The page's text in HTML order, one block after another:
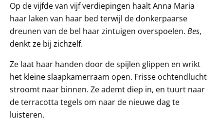
Op de vijfde van vijf verdiepingen haalt Anna Maria
haar laken van haar bed terwijl de donkerpaarse
dreunen van de bel haar zintuigen overspoelen. Bes,
denkt ze bij zichzelf.
Ze laat haar handen door de spijlen glippen en wrikt
het kleine slaapkamerraam open. Frisse ochtendlucht
stroomt naar binnen. Ze ademt diep in, en tuurt naar
de terracotta tegels om naar de nieuwe dag te
luisteren.